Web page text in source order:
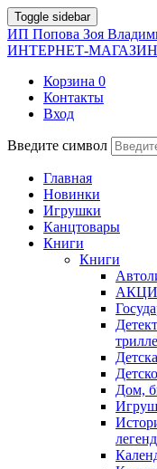
Toggle sidebar
ИП Попова Зоя
ИНТЕРНЕТ-МАГАЗИН
Корзина 0
Контакты
Вход
Введите символ
Главная
Новинки
Игрушки
Канцтовары
Книги
Книги
Дом,